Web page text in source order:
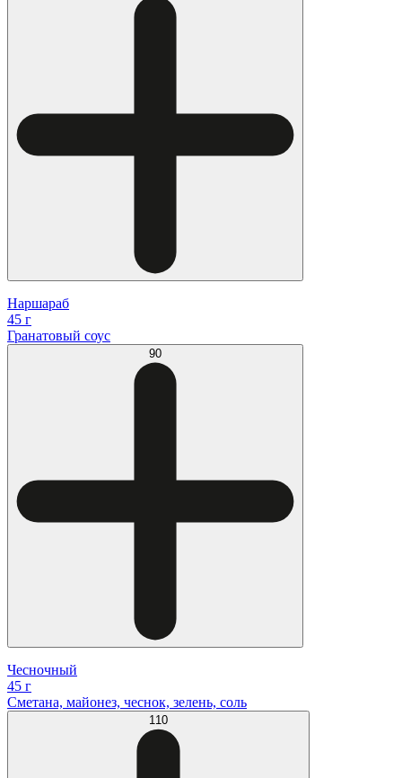
Наршараб
45 г
Гранатовый соус
90
Чесночный
45 г
Сметана, майонез, чеснок, зелень, соль
110